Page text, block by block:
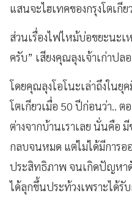
แสนจะไฮเทคของกรุงโตเกี
ส่วนเรื่องไฟไหม้บ่อขยะนะเ
ครับ” เสียงคุณลุงเจ้าเก่าปล
โดยคุณลุงโอโนะเล่าถึงในยุ
โตเกียวเมื่อ 50 ปีก่อนว่า..
ต่างจากบ้านเราเลย นั่นคือ
กลบจนหมด แต่ไม่ได้มีการอ
ประสิทธิภาพ จนเกิดปัญหาดั
ได้ลุกขึ้นประท้วงเพราะได้รั